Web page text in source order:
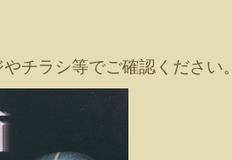
チラシ等でご確認ください。